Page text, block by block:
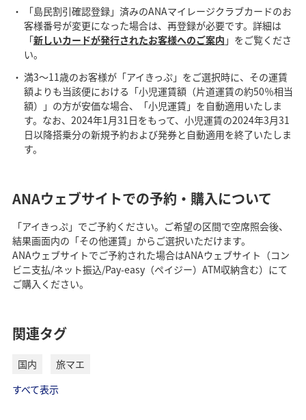
「島民割引確認登録」済みのANAマイレージクラブカードのお
客様番号が変更になった場合は、再登録が必要です。詳細は
「新しいカードが発行されたお客様へのご案内 」をご覧くださ
い。
満3～11歳のお客様が「アイきっぷ」をご選択時に、その運賃
額よりも当該便における「小児運賃額（片道運賃の約50％相当
額）」の方が安価な場合、「小児運賃」を自動適用いたしま
す。なお、2024年1月31日をもって、小児運賃の2024年3月31
日以降搭乗分の新規予約および発券と自動適用を終了いたしま
す。
ANAウェブサイトでの予約・購入について
「アイきっぷ」でご予約ください。ご希望の区間で空席照会後、
結果画面内の「その他運賃」からご選択いただけます。
ANAウェブサイトでご予約された場合はANAウェブサイト（コン
ビニ支払/ネット振込/Pay-easy（ペイジー）ATM収納含む）にて
ご購入ください。
関連タグ
国内
旅マエ
すべて表示